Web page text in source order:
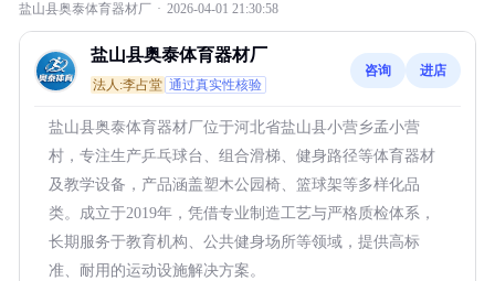
盐山县奥泰体育器材厂 · 2026-04-01 21:30:58
盐山县奥泰体育器材厂
法人:李占堂 通过真实性核验
咨询 进店
盐山县奥泰体育器材厂位于河北省盐山县小营乡孟小营
村，专注生产乒乓球台、组合滑梯、健身路径等体育器材
及教学设备，产品涵盖塑木公园椅、篮球架等多样化品
类。成立于2019年，凭借专业制造工艺与严格质检体系，
长期服务于教育机构、公共健身场所等领域，提供高标
准、耐用的运动设施解决方案。